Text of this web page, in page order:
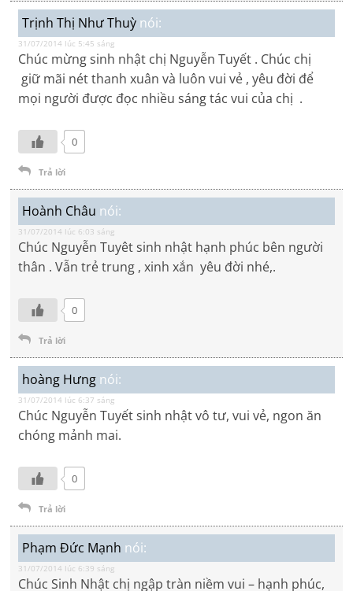
Trịnh Thị Như Thuỳ nói:
31/07/2014 lúc 5:45 sáng
Chúc mừng sinh nhật chị Nguyễn Tuyết . Chúc chị
giữ mãi nét thanh xuân và luôn vui vẻ , yêu đời để
mọi người được đọc nhiều sáng tác vui của chị .
0
Trả lời
Hoành Châu nói:
31/07/2014 lúc 6:03 sáng
Chúc Nguyễn Tuyêt sinh nhật hạnh phúc bên người
thân . Vẫn trẻ trung , xinh xắn yêu đời nhé,.
0
Trả lời
hoàng Hưng nói:
31/07/2014 lúc 6:37 sáng
Chúc Nguyễn Tuyết sinh nhật vô tư, vui vẻ, ngon ăn
chóng mảnh mai.
0
Trả lời
Phạm Đức Mạnh nói:
31/07/2014 lúc 6:39 sáng
Chúc Sinh Nhật chị ngập tràn niềm vui – hạnh phúc,